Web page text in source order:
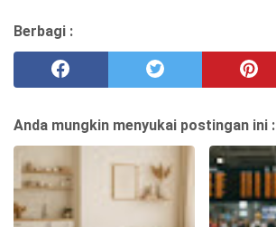
Berbagi :
Anda mungkin menyukai postingan ini :